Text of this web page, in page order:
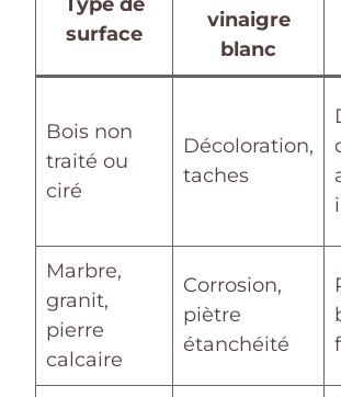
Type de
surface
vinaigre
blanc
Bois non
traité ou
ciré
Décoloration,
taches
Marbre,
granit,
pierre
calcaire
Corrosion,
piètre
étanchéité